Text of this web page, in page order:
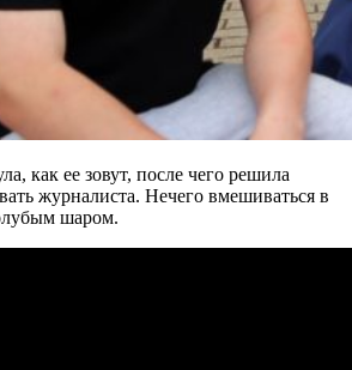
как ее зовут, после чего решила
журналиста. Нечего вмешиваться в
шаром.